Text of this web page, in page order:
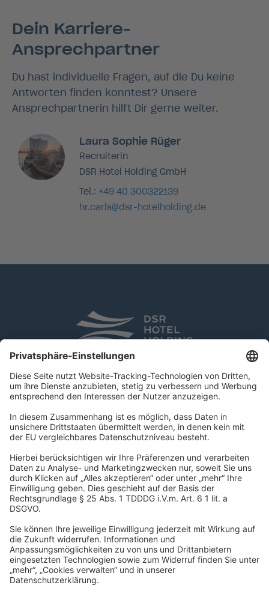
Dein Karriere-
Ansprechpartner
Du hast individuelle Fragen, auf die Du keine
Antworten finden konntest? Unsere
Ansprechpartnerin hilft Dir gerne weiter.
Laura Sophie Rüger
Recruiterin
DSR Hotel Holding GmbH
Tel.: +49 40 300322139
hr.carls@dsr-hotelholding.de
DSR Hotel Holding GmbH
Am Kaiserkai 69
D-20457 Hamburg
Fax: +49 40 300 322 109
kontakt@dsr-hotelholding.de